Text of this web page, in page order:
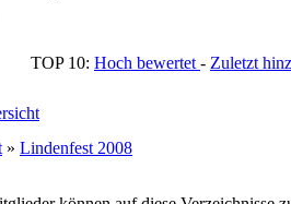
TOP 10: Hoch bewertet - Zuletzt
» Lindenfest 2008